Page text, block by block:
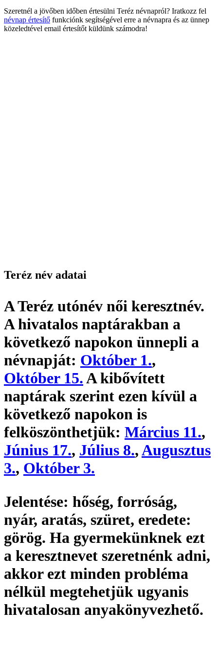
Szeretnél a jövőben időben értesülni Teréz névnapról? Iratkozz fel
névnap értesítő funkciónk segítségével erre a névnapra és az ünnep
közeledtével email értesítőt küldünk számodra!
Teréz név adatai
A Teréz utónév női keresztnév.
A hivatalos naptárakban a
következő napokon ünnepli a
névnapját: Október 1.,
Október 15.A kibővített
naptárak szerint ezen kívül a
következő napokon is
felköszönthetjük: Március 11.,
Június 17., Július 8.,Augusztus
3., Október 3.
Jelentése: hőség, forróság,
nyár, aratás, szüret, eredete:
görög. Ha gyermekünknek ezt
a keresztnevet szeretnénk adni,
akkor ezt minden probléma
nélkül megtehetjük ugyanis
hivatalosan anyakönyvezhető.